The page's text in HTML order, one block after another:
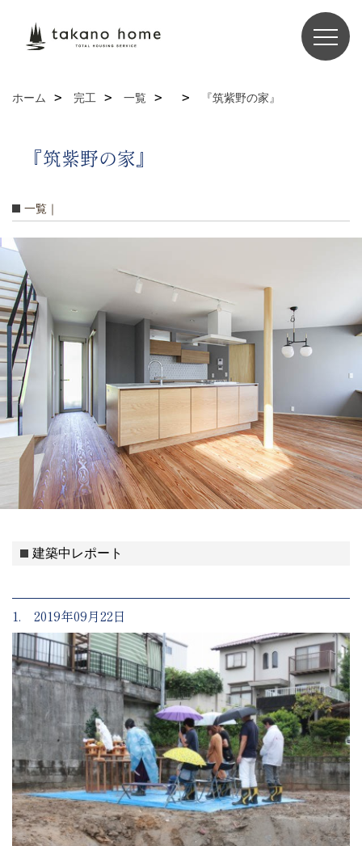
ホーム 完工 一覧 『筑紫野の家』
『筑紫野の家』
一覧｜
建築中レポート
1. 2019年09月22日